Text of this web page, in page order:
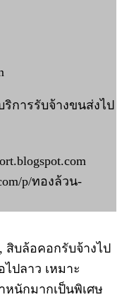
การรับจ้างขนส่งไป
p/ทองล้วน-
สิบล้อคอกรับจ้างไป
ปลาว เหมาะ
นักมากเป็นพิเศษ